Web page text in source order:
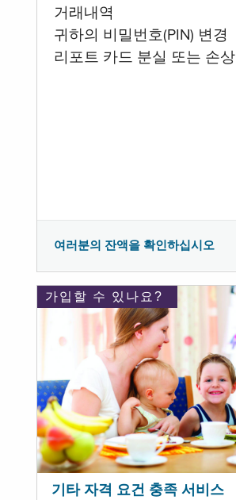
거래내역
귀하의 비밀번호(PIN) 변경
리포트 카드 분실 또는 손상
여러분의 잔액을 확인하십시오
가입할 수 있나요?
기타 자격 요건 충족 서비스